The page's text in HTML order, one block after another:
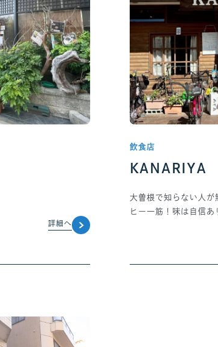
詳細へ
飲食店
KANARIYA
大曽根で知らない人
ヒー一筋！味は自信あ